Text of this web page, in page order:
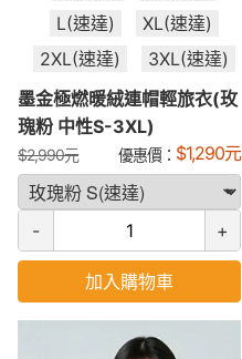
L(速達)
XL(速達)
2XL(速達)
3XL(速達)
墨金極燃暖絨連帽輕旅衣(玫
瑰粉 中性S-3XL)
$2,990元 優惠價： $1,290元
- +
加入購物車